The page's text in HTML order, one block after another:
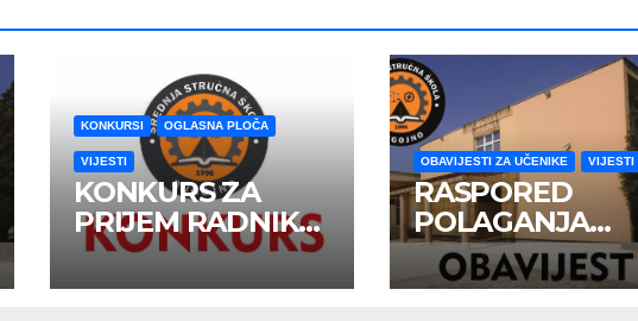
KONKURSI OGLASNA PLOČA
VIJESTI
KONKURS ZA
PRIJEM RADNIKA
U RADNI ODNOS
OBAVIJESTI ZA UČENIKE VIJESTI
RASPORED
POLAGANJA
MATURSKOG
ISPITA U